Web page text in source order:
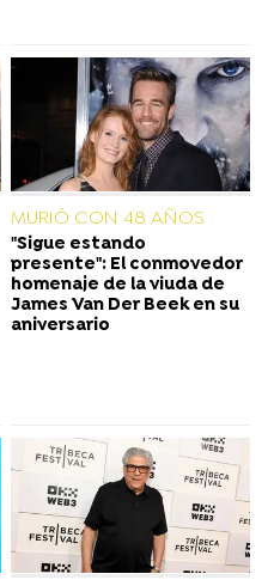
MURIÓ CON 48 AÑOS
"Sigue estando
presente": El conmovedor
homenaje de la viuda de
James Van Der Beek en su
aniversario